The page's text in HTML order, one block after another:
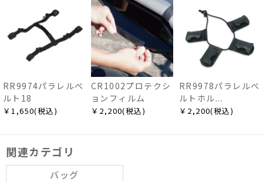
RR9974パラレルベ
ルト18
￥1,650(税込)
CR1002プロテクシ
ョンフィルム
￥2,200(税込)
RR9978パラレルベ
ルトホル...
￥2,200(税込)
関連カテゴリ
バッグ